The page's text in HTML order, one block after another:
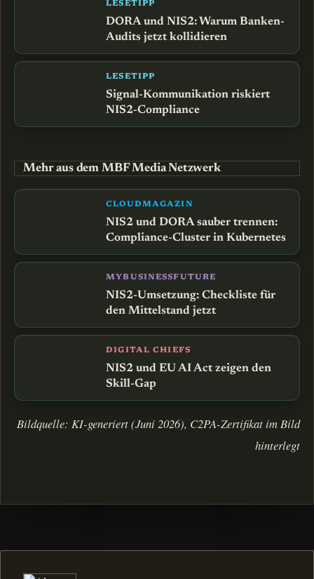
LESETIPP
DORA und NIS2: Warum Banken-
Audits jetzt kollidieren
LESETIPP
Signal-Kommunikation riskiert
NIS2-Compliance
Mehr aus dem MBF Media Netzwerk
CLOUDMAGAZIN
NIS2 und DORA sauber trennen:
Compliance-Cluster in Kubernetes
MYBUSINESSFUTURE
NIS2-Umsetzung: Checkliste für
den Mittelstand jetzt
DIGITAL CHIEFS
NIS2 und EU AI Act zeigen den
Skill-Gap
Bildquelle: KI-generiert (Juni 2026), C2PA-Zertifikat im Bild
hinterlegt